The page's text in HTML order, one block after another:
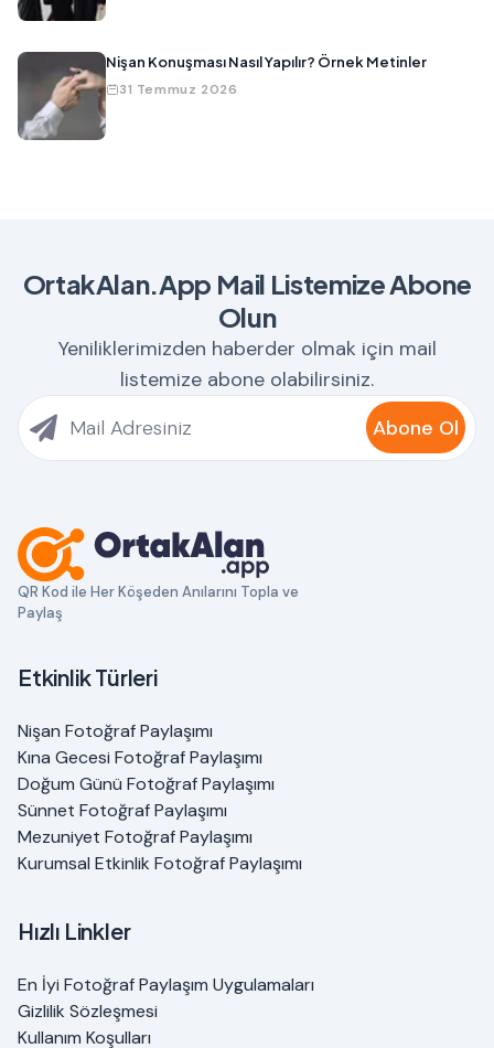
Nişan Konuşması Nasıl Yapılır? Örnek Metinler
31 Temmuz 2026
OrtakAlan.App Mail Listemize Abone
Olun
Yeniliklerimizden haberder olmak için mail
listemize abone olabilirsiniz.
Abone Ol
QR Kod ile Her Köşeden Anılarını Topla ve
Paylaş
Etkinlik Türleri
Nişan Fotoğraf Paylaşımı
Kına Gecesi Fotoğraf Paylaşımı
Doğum Günü Fotoğraf Paylaşımı
Sünnet Fotoğraf Paylaşımı
Mezuniyet Fotoğraf Paylaşımı
Kurumsal Etkinlik Fotoğraf Paylaşımı
Hızlı Linkler
En İyi Fotoğraf Paylaşım Uygulamaları
Gizlilik Sözleşmesi
Kullanım Koşulları